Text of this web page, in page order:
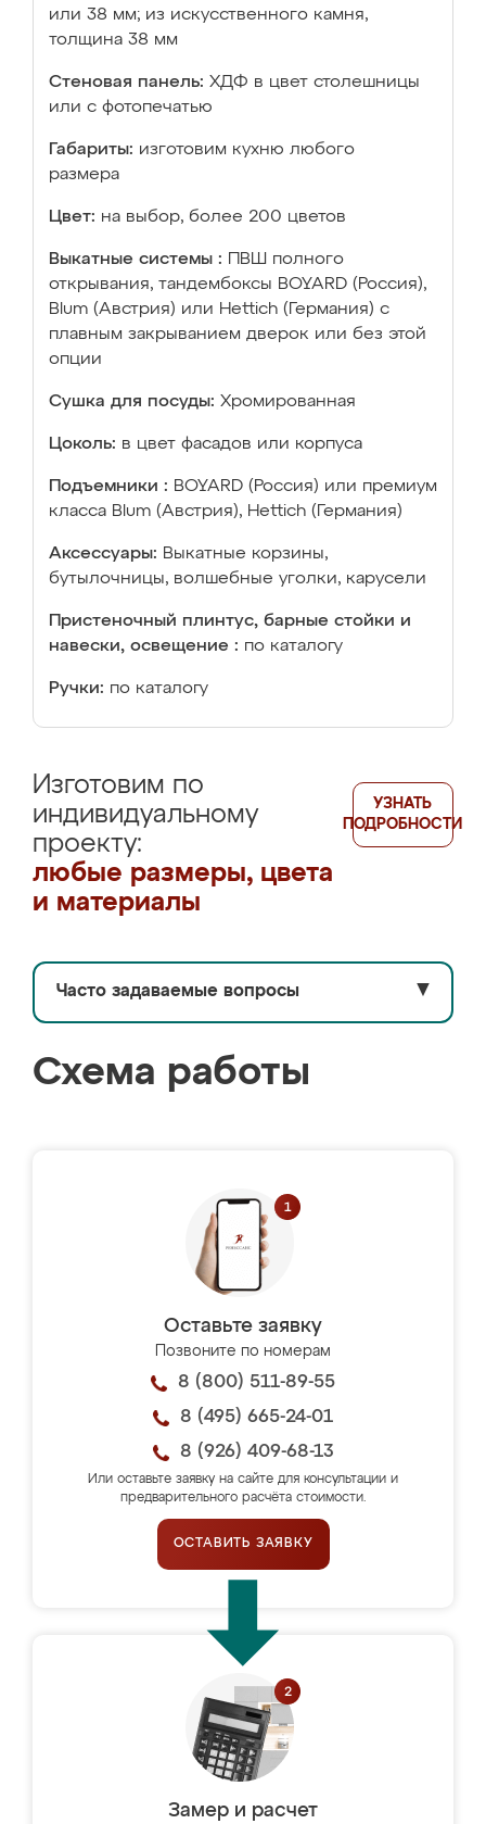
или 38 мм; из искусственного камня,
толщина 38 мм
Стеновая панель: ХДФ в цвет столешницы
или с фотопечатью
Габариты: изготовим кухню любого
размера
Цвет: на выбор, более 200 цветов
Выкатные системы :
ПВШ полного
открывания, тандембоксы BOYARD (Россия),
Blum (Австрия) или Hettich (Германия) с
плавным закрыванием дверок или без этой
опции
Сушка для посуды: Хромированная
Цоколь: в цвет фасадов или корпуса
Подъемники : BOYARD (Россия) или премиум
класса Blum (Австрия), Hettich (Германия)
Аксессуары: Выкатные корзины,
бутылочницы, волшебные уголки, карусели
Пристеночный плинтус, барные стойки и
навески, освещение : по каталогу
Ручки: по каталогу
Изготовим по
индивидуальному
проекту:
любые размеры, цвета
и материалы
УЗНАТЬ
ПОДРОБНОСТИ
Часто задаваемые вопросы ▼
Схема работы
Оставьте заявку
Позвоните по номерам
8 (800) 511-89-55
8 (495) 665-24-01
8 (926) 409-68-13
Или оставьте заявку на сайте для консультации и
предварительного расчёта стоимости.
ОСТАВИТЬ ЗАЯВКУ
Замер и расчет